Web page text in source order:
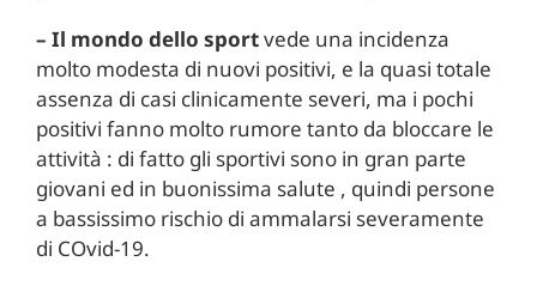
– Il mondo dello sportvede una incidenza
molto modesta di nuovi positivi, e la quasi totale
assenza di casi clinicamente severi, ma i pochi
positivi fanno molto rumore tanto da bloccare le
attività : di fatto gli sportivi sono in gran parte
giovani ed in buonissima salute , quindi persone
a bassissimo rischio di ammalarsi severamente
di COvid-19.